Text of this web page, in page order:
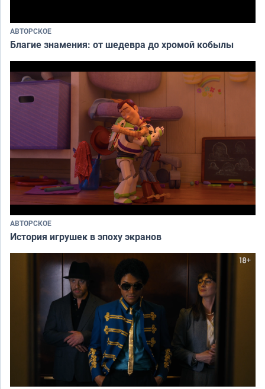
АВТОРСКОЕ
Благие знамения: от шедевра до хромой кобылы
АВТОРСКОЕ
История игрушек в эпоху экранов